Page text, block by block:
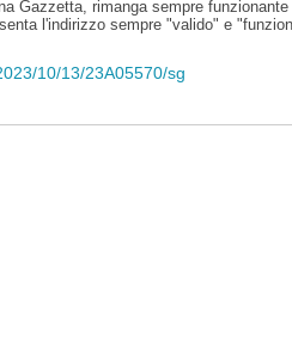
Gazzetta, rimanga sempre
l'indirizzo sempre "valido" e
10/13/23A05570/sg